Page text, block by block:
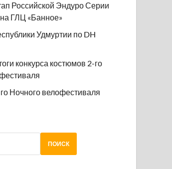
Российской Эндуро Серии
ГЛЦ «Банное»
Удмуртии по DH
конкурса костюмов 2-го
Ночного велофестиваля
ПОИСК